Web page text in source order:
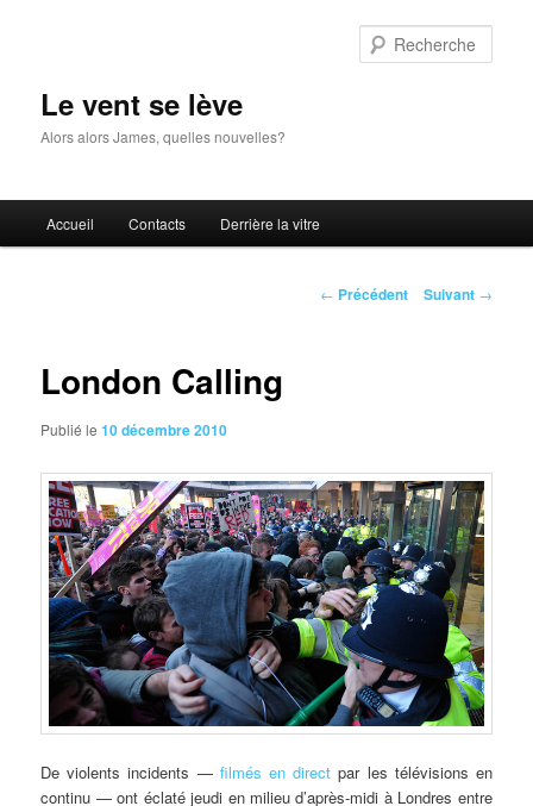
Le vent se lève
Alors alors James, quelles nouvelles?
principal
Accueil Contacts Derrière la vitre
Navigation
← Précédent Suivant →
London Calling
Publié le10 décembre 2010
Deviolents incidents — filmés en direct par les télévisions en
continu — ont éclaté jeudi en milieu d’après-midi à Londres entre